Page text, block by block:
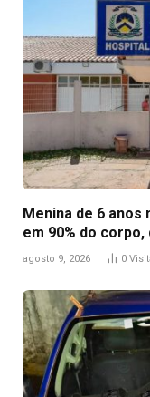
Menina de 6
em 90% do corpo,
agosto 9, 2026 0